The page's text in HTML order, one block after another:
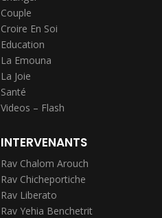
Couple
Croire En Soi
Education
La Emouna
La Joie
Santé
Videos – Flash
INTERVENANTS
Rav Chalom Arouch
Rav Chicheportiche
Rav Liberato
Rav Yehia Benchetrit